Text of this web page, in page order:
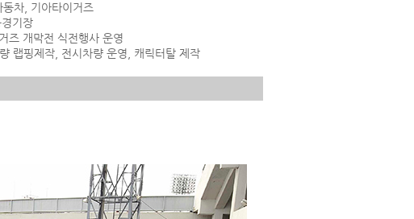
차, 기아타이거즈
기장
즈 개막전 식전행사 운영
랩핑제작, 전시차량 운영, 캐릭터탈 제작